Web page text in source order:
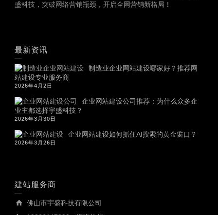
盛科技，突破网络营销瓶颈，开启全网营销新格局！
最新资讯
制造业企业网站建设哪家好？推荐网
站建设专业服务商
2026年4月2日
企业网站建设公司推荐：为什么众多企
业主都选择宇盛科技？
2026年3月30日
企业网站建设如何抓住AI搜索的黄金窗口？
2026年3月26日
建站服务商
佛山市宇盛科技有限公司